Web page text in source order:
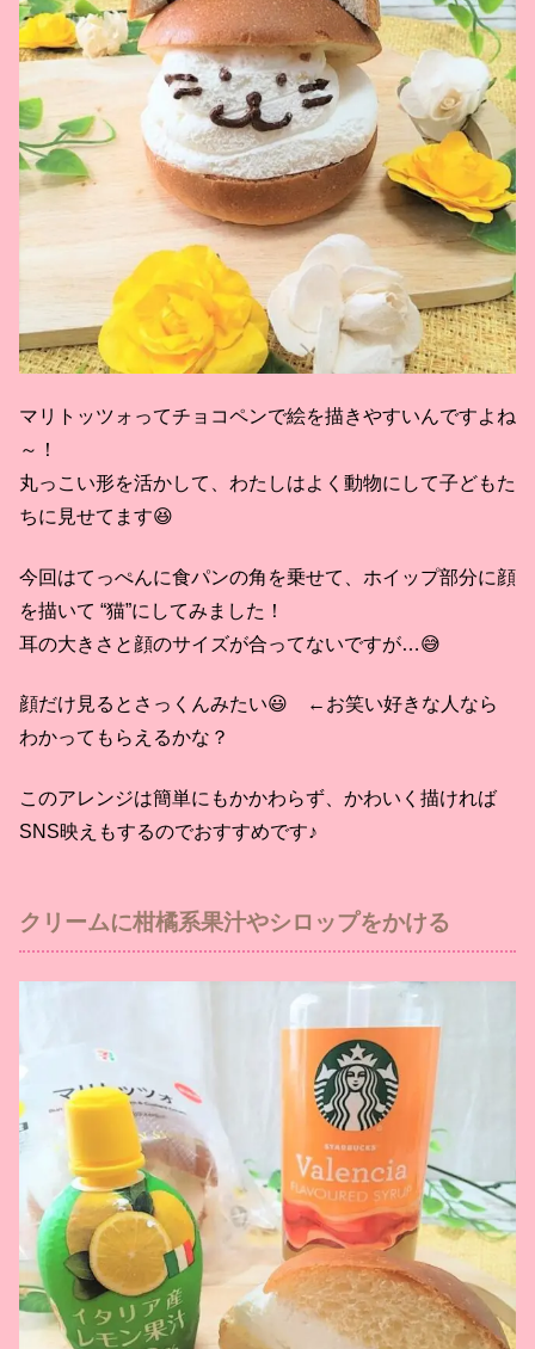
マリトッツォってチョコペンで絵を描きやすいんですよね
～！
丸っこい形を活かして、わたしはよく動物にして子どもた
ちに見せてます😆
今回はてっぺんに食パンの角を乗せて、ホイップ部分に顔
を描いて “猫”にしてみました！
耳の大きさと顔のサイズが合ってないですが…😅
顔だけ見るとさっくんみたい😃 ←お笑い好きな人なら
わかってもらえるかな？
このアレンジは簡単にもかかわらず、かわいく描ければ
SNS映えもするのでおすすめです♪
クリームに柑橘系果汁やシロップをかける